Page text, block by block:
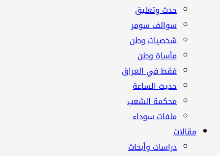
حدث وتعليق
سوالف سومر
شخصيات وطن
مأساة وطن
فقط في العراق
حديث الساعة
محكمة الشعب
ملفات سوداء
مقالات
دراسات وأبحاث